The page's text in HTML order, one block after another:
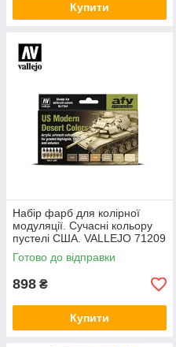
Купити
Набір фарб для колірної
модуляції. Сучасні кольору
пустелі США. VALLEJO 71209
Готово до відправки
898 ₴
Купити